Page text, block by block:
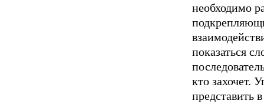
необходимо
показаться
кто захочет.
представить